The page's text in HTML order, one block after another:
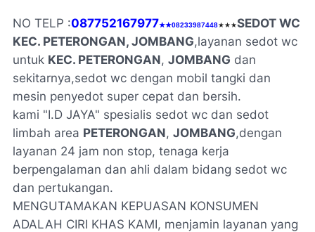
NO TELP :087752167977★★08233987448★★★SEDOT WC
KEC. PETERONGAN, JOMBANG,layanan sedot wc
untuk KEC. PETERONGAN, JOMBANG dan
sekitarnya,sedot wc dengan mobil tangki dan
mesin penyedot super cepat dan bersih.
kami "I.D JAYA" spesialis sedot wc dan sedot
limbah area PETERONGAN, JOMBANG,dengan
layanan 24 jam non stop, tenaga kerja
berpengalaman dan ahli dalam bidang sedot wc
dan pertukangan.
MENGUTAMAKAN KEPUASAN KONSUMEN
ADALAH CIRI KHAS KAMI, menjamin layanan yang